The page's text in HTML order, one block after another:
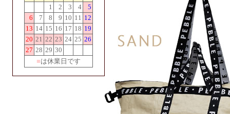
1
2 3 4
5
6
7 8 9 10 11 12
13 14 15 16 17 18 19
20 21 22 23 24 25 26
27 28 29 30
■は休業日です